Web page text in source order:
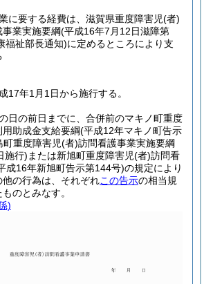
に要する経費は、滋賀県重度障害児(者)
業実施要綱(平成16年7月12日滋障第
福祉部長通知)に定めるところにより支
17年1月1日から施行する。
日の前日までに、合併前のマキノ町重度
助成金支給要綱(平成12年マキノ町告示
町重度障害児(者)訪問看護事業実施要綱
施行) または新旭町重度障害児(者)訪問看
成16年新旭町告示第144号)の規定により
の行為は、それぞれこの告示の相当規
のとみなす。
)